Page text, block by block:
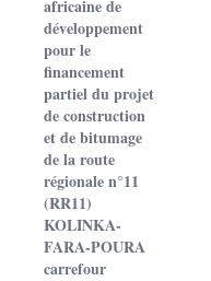
africaine de
développement
pour le
financement
partiel du projet
de construction
et de bitumage
de la route
régionale n°11
(RR11)
KOLINKA-
FARA-POURA
carrefour